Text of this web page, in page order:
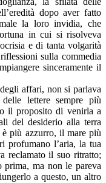
dopo aver fatto
la loro invidia, che
in cui si risolveva
e di tanta volgarità
sulla commedia
sinceramente il
affari, non si parlava
lettere sempre più
il proposito di venirla a
del desiderio alla terra
più azzurro, il mare più
profumano l’aria, la tua
reclamato il suo ritratto;
prima, ma non le pareva
a questo, un altro